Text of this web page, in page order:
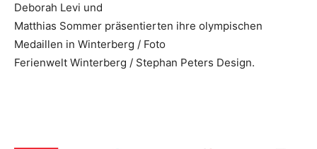
Deborah Levi und
Matthias Sommer präsentierten ihre olympischen
Medaillen in Winterberg / Foto
Ferienwelt Winterberg / Stephan Peters Design.